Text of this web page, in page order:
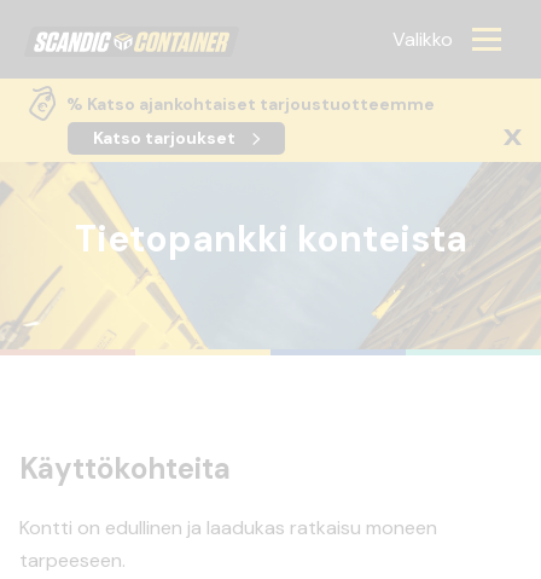
Scandic container
Valikko
% Katso ajankohtaiset tarjoustuotteemme
Katso tarjoukset
Tietopankki konteista
Käyttökohteita
Kontti on edullinen ja laadukas ratkaisu moneen
tarpeeseen.